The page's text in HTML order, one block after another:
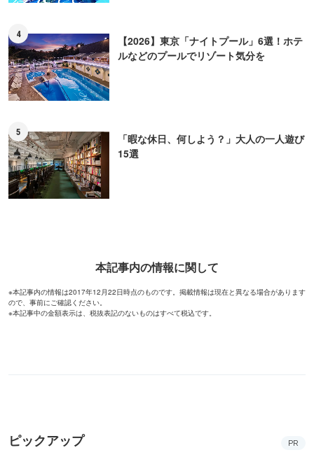
4
【2026】東京「ナイトプール」6選！ホテ
ルなどのプールでリゾート気分を
5
「暇な休日、何しよう？」大人の一人遊び
15選
本記事内の情報に関して
※本記事内の情報は2017年12月22日時点のものです。掲載情報は現在と異なる場合があります
ので、事前にご確認ください。
※本記事中の金額表示は、税抜表記のないものはすべて税込です。
ピックアップ PR